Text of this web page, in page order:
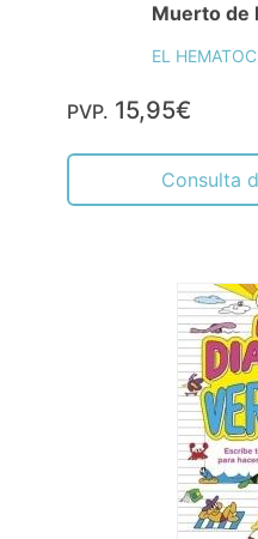
Muerto de
EL
PVP. 15,95€
Consulta